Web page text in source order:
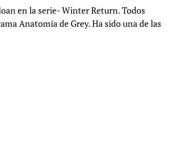
en la serie- Winter Return. Todos
Anatomía de Grey. Ha sido una de las